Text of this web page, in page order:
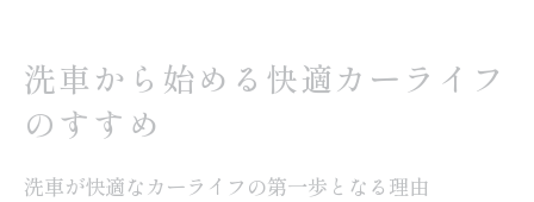
洗車から始める快適カーライフ
のすすめ
洗車が快適なカーライフの第一歩となる理由